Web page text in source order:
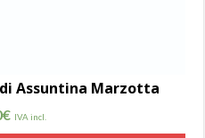
Assuntina Marzotta
€ IVA incl.